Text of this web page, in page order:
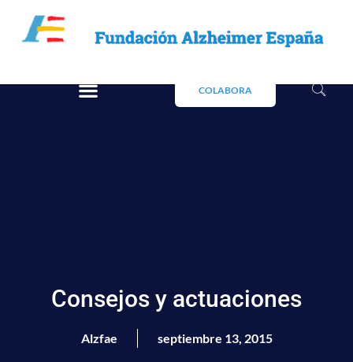
COLABORA
Consejos y actuaciones
Alzfae septiembre 13, 2015